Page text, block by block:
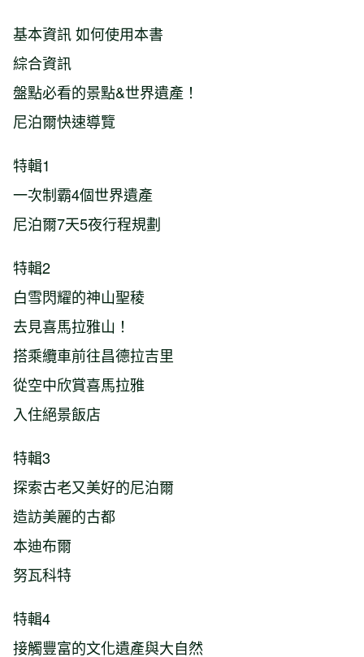
基本資訊 如何使用本書
綜合資訊
盤點必看的景點&世界遺產！
尼泊爾快速導覽
特輯1
一次制霸4個世界遺產
尼泊爾7天5夜行程規劃
特輯2
白雪閃耀的神山聖稜
去見喜馬拉雅山！
搭乘纜車前往昌德拉吉里
從空中欣賞喜馬拉雅
入住絕景飯店
特輯3
探索古老又美好的尼泊爾
造訪美麗的古都
本迪布爾
努瓦科特
特輯4
接觸豐富的文化遺產與大自然